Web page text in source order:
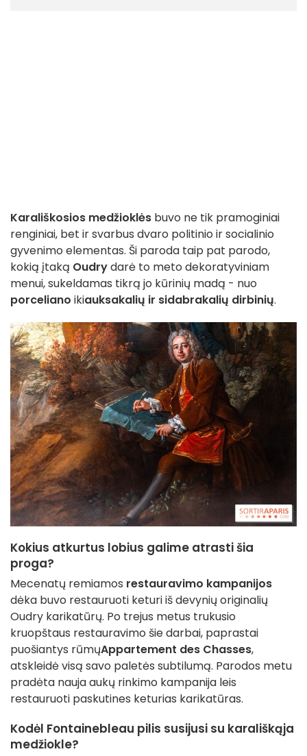
Karališkosios medžioklės buvo ne tik pramoginiai
renginiai, bet ir svarbus dvaro politinio ir socialinio
gyvenimo elementas. Ši paroda taip pat parodo,
kokią įtaką Oudrydarė to meto dekoratyviniam
menui, sukeldamas tikrą jo kūrinių madą - nuo
porceliano ikiauksakalių ir sidabrakalių dirbinių.
Kokius atkurtus lobius galime atrasti šia
proga?
Mecenatų remiamos restauravimo kampanijos
dėka buvo restauruoti keturi iš devynių originalių
Oudry karikatūrų. Po trejus metus trukusio
kruopštaus restauravimo šie darbai, paprastai
puošiantys rūmųAppartement des Chasses,
atskleidė visą savo paletės subtilumą. Parodos metu
pradėta nauja aukų rinkimo kampanija leis
restauruoti paskutines keturias karikatūras.
Kodėl Fontainebleau pilis susijusi su karališkąja
medžiokle?